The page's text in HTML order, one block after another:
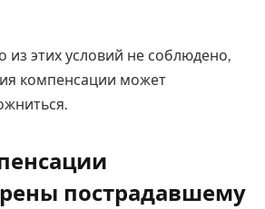
из этих условий не соблюдено,
компенсации может
пострадавшему